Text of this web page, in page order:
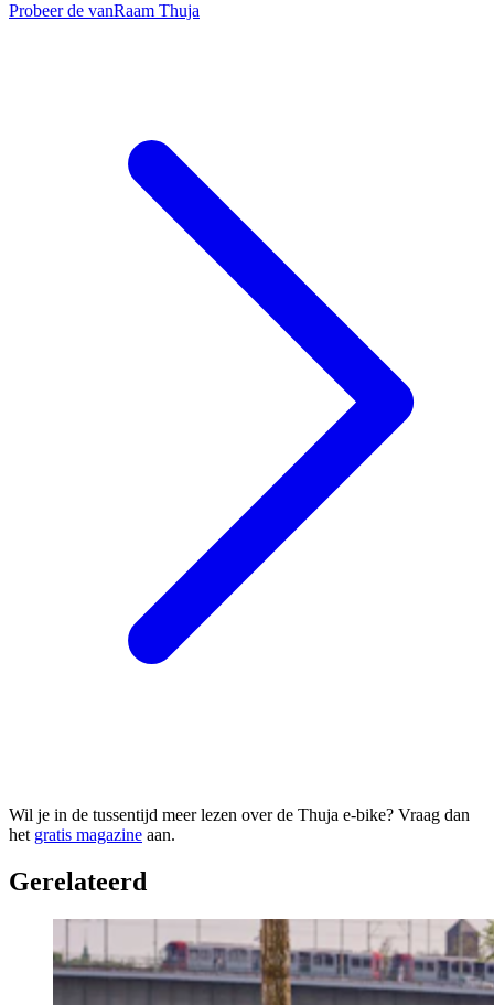
Probeer de vanRaam Thuja
Wil je in de tussentijd meer lezen over de Thuja e-bike? Vraag dan
het gratis magazine aan.
Gerelateerd